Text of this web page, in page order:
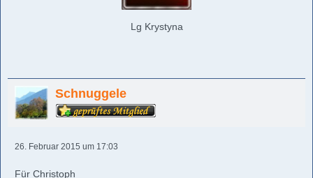
Lg Krystyna
Schnuggele
26. Februar 2015 um 17:03
Für Christoph